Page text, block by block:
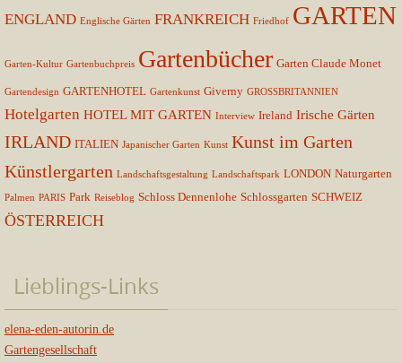
ENGLAND Englische Gärten FRANKREICH Friedhof GARTEN
Garten-Kultur Gartenbuchpreis Gartenbücher Garten Claude Monet
Gartendesign GARTENHOTEL Gartenkunst Giverny GROSSBRITANNIEN
Hotelgarten HOTEL MIT GARTEN Interview Ireland Irische Gärten
IRLAND ITALIEN Japanischer Garten Kunst Kunst im Garten
Künstlergarten Landschaftsgestaltung Landschaftspark LONDON Naturgarten
Palmen PARIS Park Reiseblog Schloss Dennenlohe Schlossgarten SCHWEIZ
ÖSTERREICH
Lieblings-Links
elena-eden-autorin.de
Gartengesellschaft